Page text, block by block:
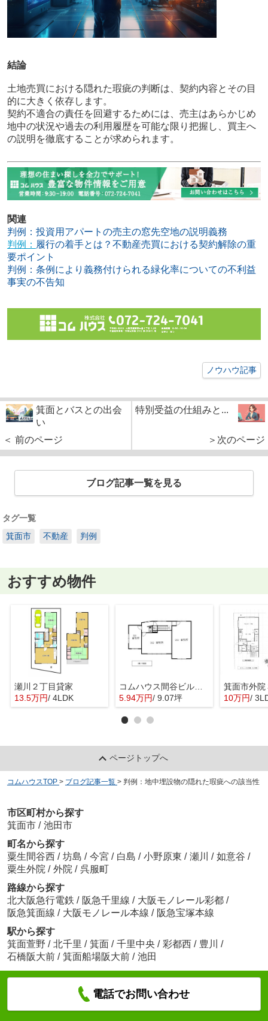
結論
土地売買における隠れた瑕疵の判断は、契約内容とその目
的に大きく依存します。
契約不適合の責任を回避するためには、売主はあらかじめ
地中の状況や過去の利用履歴を可能な限り把握し、買主へ
の説明を徹底することが求められます。
関連
判例：投資用アパートの売主の窓先空地の説明義務
判例： 履行の着手とは？不動産売買における契約解除の重
要ポイント
判例：条例により義務付けられる緑化率についての不利益
事実の不告知
ノウハウ記事
箕面とバスとの出会
い
＜ 前のページ
特別受益の仕組みと...
＞次のページ
ブログ記事一覧を見る
タグ一覧
箕面市
不動産 判例
おすすめ物件
瀬川２丁目貸家
13.5万円/ 4LDK
コムハウス間谷ビル 3階
5.94万円/ 9.07坪 10万円/
ページトップへ
コムハウスTOP > ブログ記事一覧 > 判例：地中埋設物の隠れた瑕疵への該当性
市区町村から探す
箕面市 / 池田市
町名から探す
粟生間谷西 / 坊島 / 今宮 / 白島 / 小野原東 / 瀬川 / 如意谷 /
粟生外院 / 外院 / 呉服町
路線から探す
北大阪急行電鉄 / 阪急千里線 / 大阪モノレール彩都 /
阪急箕面線 / 大阪モノレール本線 / 阪急宝塚本線
駅から探す
箕面萱野 / 北千里 / 箕面 / 千里中央 / 彩都西 / 豊川
/
石橋阪大前 / 箕面船場阪大前 / 池田
電話でお問い合わせ